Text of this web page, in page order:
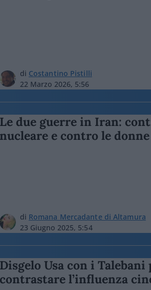
di Costantino Pistilli
22 Marzo 2026, 5:56
Le due guerre in Iran:
nucleare e contro le donne
di Romana Mercadante di Altamura
23 Giugno 2025, 5:54
Disgelo Usa con i Talebani
contrastare l’influenza